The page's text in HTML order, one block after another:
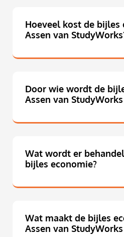
Hoeveel kost de bijles
Assen van
Door wie wordt de
Assen van
Wat wordt er
bijles economie?
Wat maakt de bijles
Assen van